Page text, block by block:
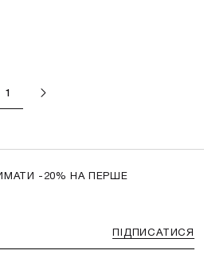
1
-20% НА ПЕРШЕ
ПІДПИСАТИСЯ